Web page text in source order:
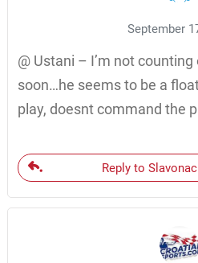
September
@ Ustani – I’m not
soon…he seems to be a
play, doesnt command the
Reply to